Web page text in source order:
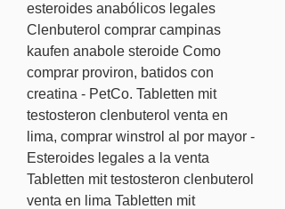
esteroides anabólicos legales
Clenbuterol comprar campinas
kaufen anabole steroide Como
comprar proviron, batidos con
creatina - PetCo. Tabletten mit
testosteron clenbuterol venta en
lima, comprar winstrol al por mayor -
Esteroides legales a la venta
Tabletten mit testosteron clenbuterol
venta en lima Tabletten mit